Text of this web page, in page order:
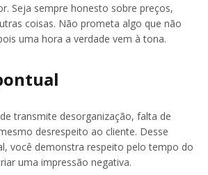
Seja sempre honesto sobre preços,
coisas. Não prometa algo que não
uma hora a verdade vem à tona.
transmite desorganização, falta de
desrespeito ao cliente. Desse
você demonstra respeito pelo tempo do
uma impressão negativa.